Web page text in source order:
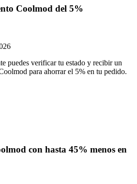
Coolmod del 5%
puedes verificar tu estado y recibir un
para ahorrar el 5% en tu pedido.
con hasta 45% menos en